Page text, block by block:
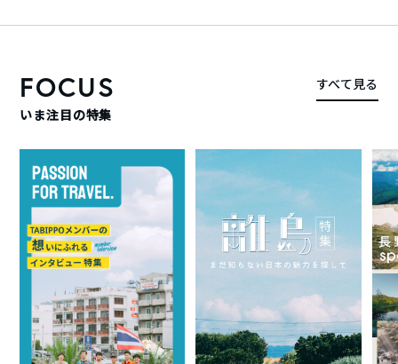
FOCUS
いま注目の特集
すべて見る